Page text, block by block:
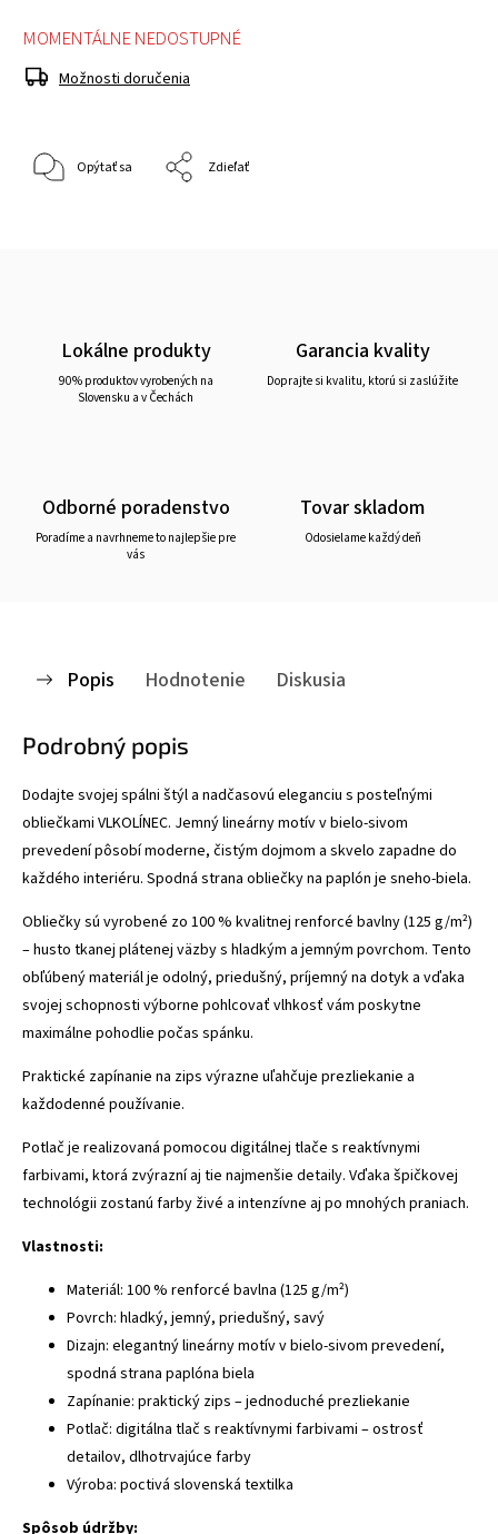
MOMENTÁLNE NEDOSTUPNÉ
Možnosti doručenia
Opýtať sa Zdieľať
Lokálne produkty
90% produktov vyrobených na
Slovensku a v Čechách
Garancia kvality
Doprajte si kvalitu, ktorú si zaslúžite
Odborné poradenstvo
Poradíme a navrhneme to najlepšie pre
vás
Tovar skladom
Odosielame každý deň
Popis Hodnotenie Diskusia
Podrobný popis
Dodajte svojej spálni štýl a nadčasovú eleganciu s posteľnými
obliečkami VLKOLÍNEC. Jemný lineárny motív v bielo-sivom
prevedení pôsobí moderne, čistým dojmom a skvelo zapadne do
každého interiéru. Spodná strana obliečky na paplón je sneho-biela.
Obliečky sú vyrobené zo 100 % kvalitnej renforcé bavlny (125 g/m²)
– husto tkanej plátenej väzby s hladkým a jemným povrchom. Tento
obľúbený materiál je odolný, priedušný, príjemný na dotyk a vďaka
svojej schopnosti výborne pohlcovať vlhkosť vám poskytne
maximálne pohodlie počas spánku.
Praktické zapínanie na zips výrazne uľahčuje prezliekanie a
každodenné používanie.
Potlač je realizovaná pomocou digitálnej tlače s reaktívnymi
farbivami, ktorá zvýrazní aj tie najmenšie detaily. Vďaka špičkovej
technológii zostanú farby živé a intenzívne aj po mnohých praniach.
Vlastnosti:
Materiál: 100 % renforcé bavlna (125 g/m²)
Povrch: hladký, jemný, priedušný, savý
Dizajn: elegantný lineárny motív v bielo-sivom prevedení,
spodná strana paplóna biela
Zapínanie: praktický zips – jednoduché prezliekanie
Potlač: digitálna tlač s reaktívnymi farbivami – ostrosť
detailov, dlhotrvajúce farby
Výroba: poctivá slovenská textilka
Spôsob údržby: